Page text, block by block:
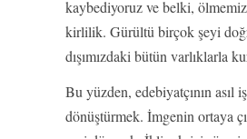
kaybediyoruz ve belki,
kirlilik. Gürültü birçok şeyi
dışımızdaki bütün varlıklarla
Bu yüzden, edebiyatçının
dönüştürmek. İmgenin ortaya